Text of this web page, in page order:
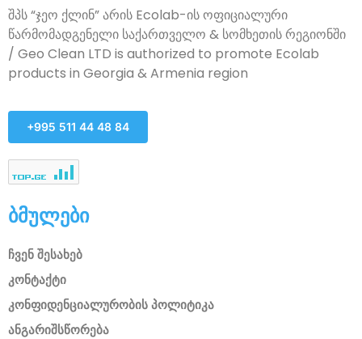
შპს “ჯეო ქლინ” არის Ecolab-ის ოფიციალური
წარმომადგენელი საქართველო & სომხეთის რეგიონში
/ Geo Clean LTD is authorized to promote Ecolab
products in Georgia & Armenia region
+995 511 44 48 84
ბმულები
ჩვენ შესახებ
კონტაქტი
კონფიდენციალურობის პოლიტიკა
ანგარიშსწორება